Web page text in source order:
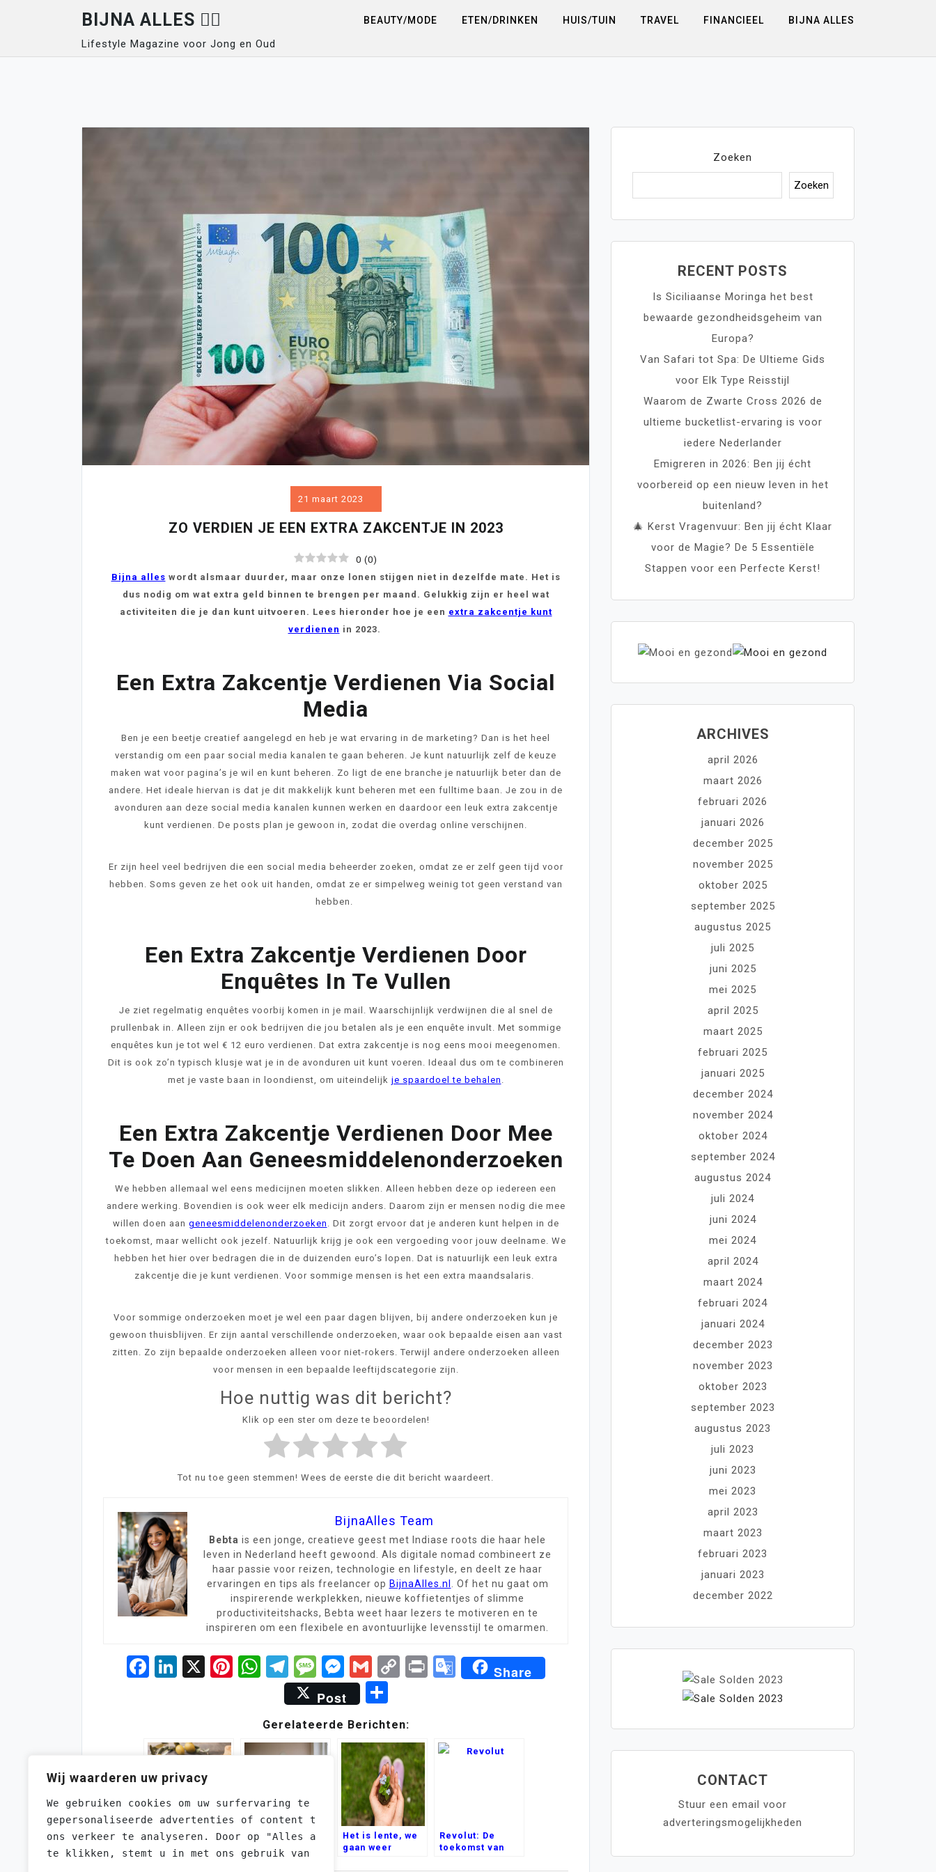
Wij waarderen uw privacy
We gebruiken cookies om uw surfervaring te verbeteren,
gepersonaliseerde advertenties of content te tonen en
ons verkeer te analyseren. Door op "Alles accepteren"
te klikken, stemt u in met ons gebruik van cookies.
BIJNA ALLES 👍🏽
Lifestyle Magazine voor Jong en Oud
BEAUTY/MODE ETEN/DRINKEN HUIS/TUIN TRAVEL FINANCIEEL BIJNA ALLES
21 maart 2023
ZO VERDIEN JE EEN EXTRA ZAKCENTJE IN 2023
0 (0)
Bijna alles wordt alsmaar duurder, maar onze lonen stijgen niet in dezelfde mate. Het is
dus nodig om wat extra geld binnen te brengen per maand. Gelukkig zijn er heel wat
activiteiten die je dan kunt uitvoeren. Lees hieronder hoe je een extra zakcentje kunt
verdienen in 2023.
Een Extra Zakcentje Verdienen Via Social
Media
Ben je een beetje creatief aangelegd en heb je wat ervaring in de marketing? Dan is het heel
verstandig om een paar social media kanalen te gaan beheren. Je kunt natuurlijk zelf de keuze
maken wat voor pagina’s je wil en kunt beheren. Zo ligt de ene branche je natuurlijk beter dan de
andere. Het ideale hiervan is dat je dit makkelijk kunt beheren met een fulltime baan. Je zou in de
avonduren aan deze social media kanalen kunnen werken en daardoor een leuk extra zakcentje
kunt verdienen. De posts plan je gewoon in, zodat die overdag online verschijnen.
Er zijn heel veel bedrijven die een social media beheerder zoeken, omdat ze er zelf geen tijd voor
hebben. Soms geven ze het ook uit handen, omdat ze er simpelweg weinig tot geen verstand van
hebben.
Een Extra Zakcentje Verdienen Door
Enquêtes In Te Vullen
Je ziet regelmatig enquêtes voorbij komen in je mail. Waarschijnlijk verdwijnen die al snel de
prullenbak in. Alleen zijn er ook bedrijven die jou betalen als je een enquête invult. Met sommige
enquêtes kun je tot wel € 12 euro verdienen. Dat extra zakcentje is nog eens mooi meegenomen.
Dit is ook zo’n typisch klusje wat je in de avonduren uit kunt voeren. Ideaal dus om te combineren
met je vaste baan in loondienst, om uiteindelijk je spaardoel te behalen
Een Extra Zakcentje Verdienen Door Mee
Te Doen Aan Geneesmiddelenonderzoeken
We hebben allemaal wel eens medicijnen moeten slikken. Alleen hebben deze op iedereen een
andere werking. Bovendien is ook weer elk medicijn anders. Daarom zijn er mensen nodig die mee
willen doen aan geneesmiddelenonderzoeken . Dit zorgt ervoor dat je anderen kunt helpen in de
toekomst, maar wellicht ook jezelf. Natuurlijk krijg je ook een vergoeding voor jouw deelname. We
hebben het hier over bedragen die in de duizenden euro’s lopen. Dat is natuurlijk een leuk extra
zakcentje die je kunt verdienen. Voor sommige mensen is het een extra maandsalaris.
Voor sommige onderzoeken moet je wel een paar dagen blijven, bij andere onderzoeken kun je
gewoon thuisblijven. Er zijn aantal verschillende onderzoeken, waar ook bepaalde eisen aan vast
zitten. Zo zijn bepaalde onderzoeken alleen voor niet-rokers. Terwijl andere onderzoeken alleen
voor mensen in een bepaalde leeftijdscategorie zijn.
Hoe nuttig was dit bericht?
Klik op een ster om deze te beoordelen!
Tot nu toe geen stemmen! Wees de eerste die dit bericht waardeert.
BijnaAlles Team
Bebta is een jonge, creatieve geest met Indiase roots die haar hele
leven in Nederland heeft gewoond. Als digitale nomad combineert ze
haar passie voor reizen, technologie en lifestyle, en deelt ze haar
ervaringen en tips als freelancer op BijnaAlles.nl
. Of het nu gaat om
inspirerende werkplekken, nieuwe koffietentjes of slimme
productiviteitshacks, Bebta weet haar lezers te motiveren en te
inspireren om een flexibele en avontuurlijke levensstijl te omarmen.
Facebook
LinkedIn
X Pinterest
WhatsApp
Telegram
Message
Messenger
Gmail
CopyPrintGoogle
Share
Post
Delen
Gerelateerde Berichten:
Extra virgin
olijfolie: Een
gezonde keuze
Zo regel je een
goedkope
zorgverzekering
Het is lente, we
gaan weer
Revolut: De
toekomst van
Zoeken
Zoeken
RECENT POSTS
Is Siciliaanse Moringa het best
bewaarde gezondheidsgeheim van
Europa?
Van Safari tot Spa: De Ultieme Gids
voor Elk Type Reisstijl
Waarom de Zwarte Cross 2026 de
ultieme bucketlist-ervaring is voor
iedere Nederlander
Emigreren in 2026: Ben jij écht
voorbereid op een nieuw leven in het
buitenland?
🎄 Kerst Vragenvuur: Ben jij écht Klaar
voor de Magie? De 5 Essentiële
Stappen voor een Perfecte Kerst!
ARCHIVES
april 2026
maart 2026
februari 2026
januari 2026
december 2025
november 2025
oktober 2025
september 2025
augustus 2025
juli 2025
juni 2025
mei 2025
april 2025
maart 2025
februari 2025
januari 2025
december 2024
november 2024
oktober 2024
september 2024
augustus 2024
juli 2024
juni 2024
mei 2024
april 2024
maart 2024
februari 2024
januari 2024
december 2023
november 2023
oktober 2023
september 2023
augustus 2023
juli 2023
juni 2023
mei 2023
april 2023
maart 2023
februari 2023
januari 2023
december 2022
CONTACT
Stuur een email voor
adverteringsmogelijkheden